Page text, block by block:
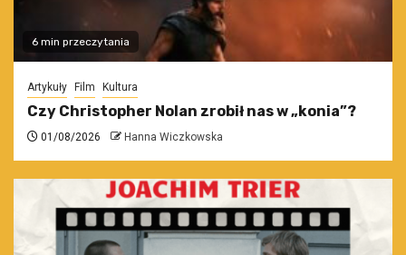
6 min przeczytania
Artykuły Film Kultura
Czy Christopher Nolan zrobił nas w „konia”?
01/08/2026 Hanna Wiczkowska